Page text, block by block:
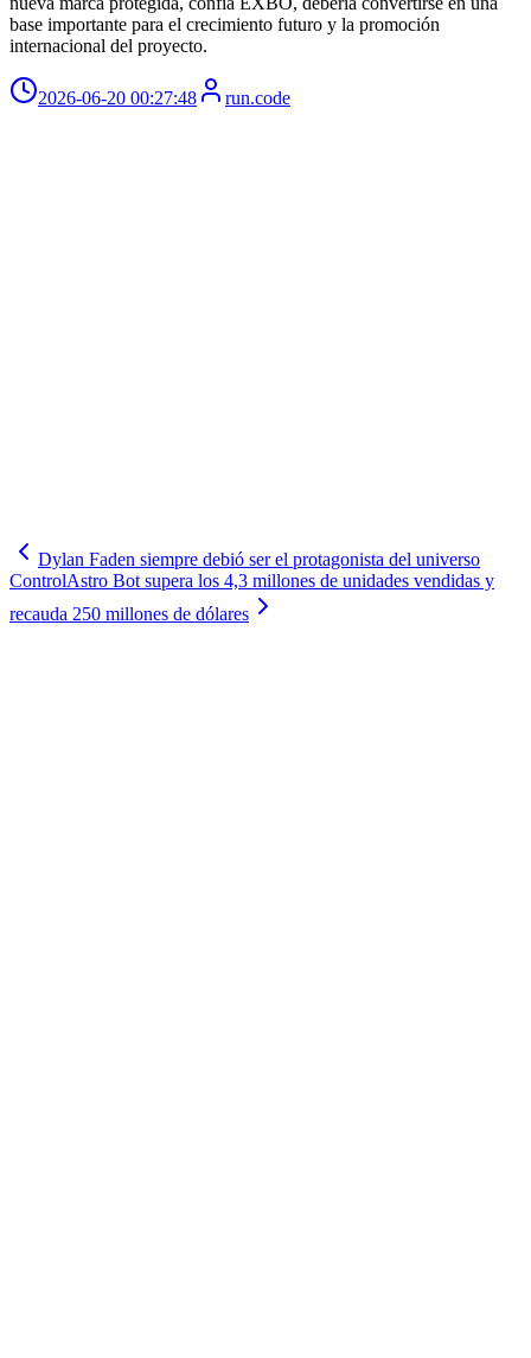
base importante para el crecimiento futuro y la promoción
internacional del proyecto.
2026-06-20 00:27:48 run.code
Dylan Faden siempre debió ser el protagonista del universo
ControlAstro Bot supera los 4,3 millones de unidades vendidas y
recauda 250 millones de dólares